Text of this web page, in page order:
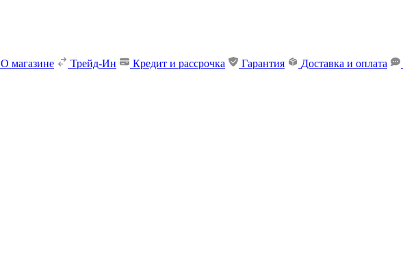
О магазине Трейд-Ин Кредит и рассрочка Гарантия Доставка и оплата